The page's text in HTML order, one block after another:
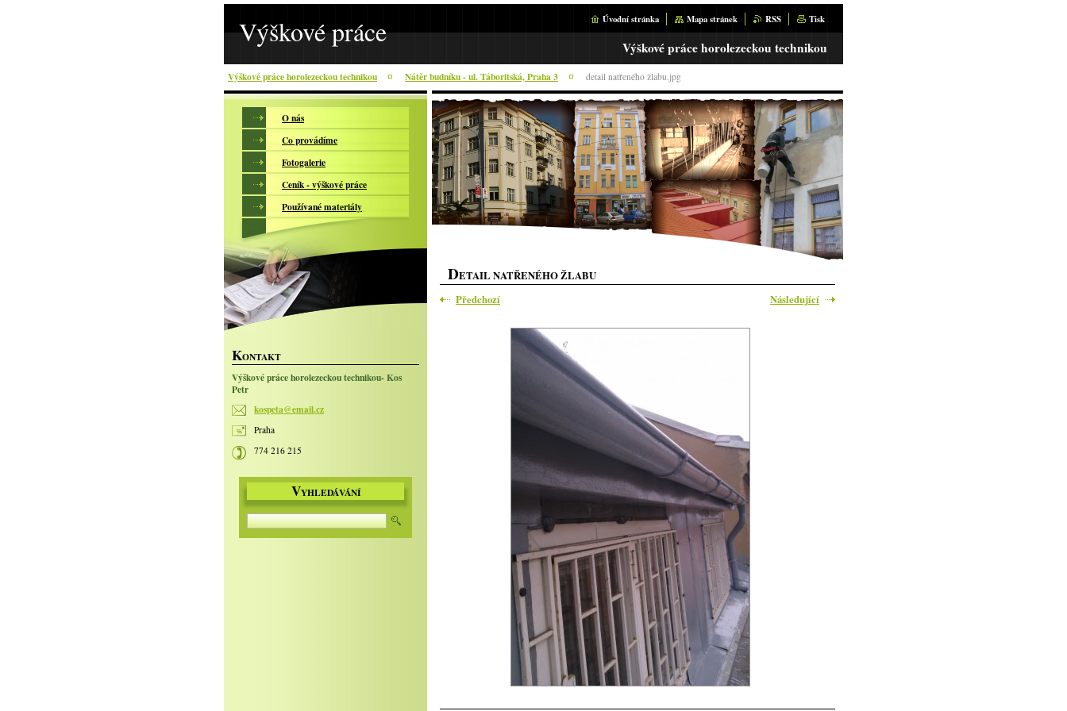
Výškové práce Úvodní stránka Mapa stránek RSS Tisk
Výškové práce horolezeckou technikou
Výškové práce horolezeckou technikou Nátěr budníku - ul. Táboritská, Praha 3 detail natřeného žlabu.jpg
DETAIL NATŘENÉHO ŽLABU
Předchozí
Následující
O nás
Co provádíme
Fotogalerie
Ceník - výškové práce
Používané materiály
KONTAKT
Výškové práce horolezeckou technikou- Kos
Petr
kospeta@email.cz
Praha
774 216 215
VYHLEDÁVÁNÍ